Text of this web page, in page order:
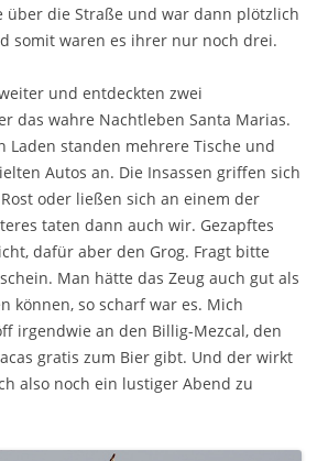
über die Straße und war dann plötzlich
somit waren es ihrer nur noch drei.
und entdeckten zwei
das wahre Nachtleben Santa Marias.
Laden standen mehrere Tische und
Autos an. Die Insassen griffen sich
oder ließen sich an einem der
taten dann auch wir. Gezapftes
dafür aber den Grog. Fragt bitte
Man hätte das Zeug auch gut als
können, so scharf war es. Mich
irgendwie an den Billig-Mezcal, den
gratis zum Bier gibt. Und der wirkt
also noch ein lustiger Abend zu